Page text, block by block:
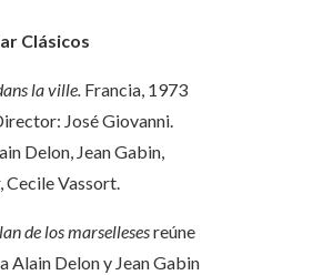
Clásicos
la ville. Francia, 1973
José Giovanni.
Delon, Jean Gabin,
Cecile Vassort.
de los marsellesesreúne
Alain Delon y Jean Gabin